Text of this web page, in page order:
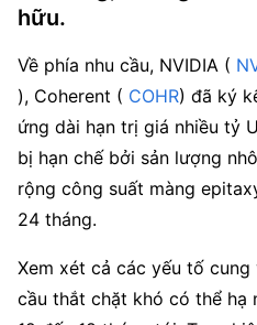
hữu.
Về phía nhu cầu, NVIDIA (
), Coherent ( COHR) đã ký
ứng dài hạn trị giá nhiều tỷ
bị hạn chế bởi sản lượng
rộng công suất màng
24 tháng.
Xem xét cả các yếu tố
cầu thắt chặt khó có thể hạ